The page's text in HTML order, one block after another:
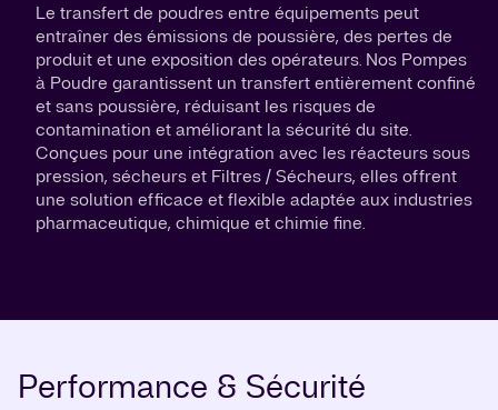
Le transfert de poudres entre équipements peut
entraîner des émissions de poussière, des pertes de
produit et une exposition des opérateurs. Nos Pompes
à Poudre garantissent un transfert entièrement confiné
et sans poussière, réduisant les risques de
contamination et améliorant la sécurité du site.
Conçues pour une intégration avec les réacteurs sous
pression, sécheurs et Filtres / Sécheurs, elles offrent
une solution efficace et flexible adaptée aux industries
pharmaceutique, chimique et chimie fine.
Performance & Sécurité